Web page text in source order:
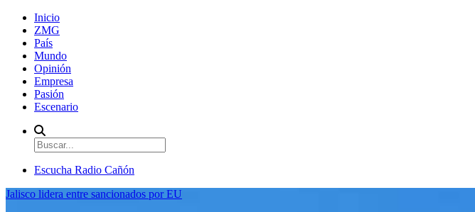
Inicio
ZMG
País
Mundo
Opinión
Empresa
Pasión
Escenario
Escucha Radio Cañón
Jalisco lidera entre sancionados por EU